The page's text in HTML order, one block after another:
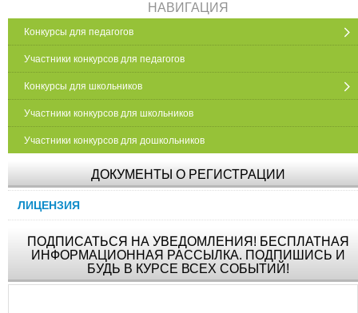
НАВИГАЦИЯ
Конкурсы для педагогов
Участники конкурсов для педагогов
Конкурсы для школьников
Участники конкурсов для школьников
Участники конкурсов для дошкольников
ДОКУМЕНТЫ О РЕГИСТРАЦИИ
ЛИЦЕНЗИЯ
ПОДПИСАТЬСЯ НА УВЕДОМЛЕНИЯ! БЕСПЛАТНАЯ
ИНФОРМАЦИОННАЯ РАССЫЛКА. ПОДПИШИСЬ И
БУДЬ В КУРСЕ ВСЕХ СОБЫТИЙ!